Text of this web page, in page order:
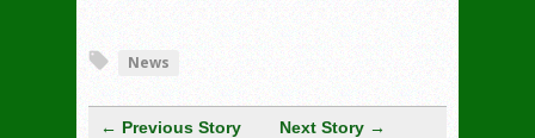
News
← Previous Story Next Story →